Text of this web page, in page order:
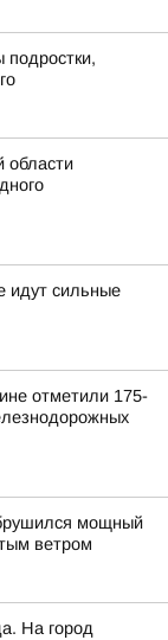
области
идут сильные
отметили 175-
мощный
ветром
На город